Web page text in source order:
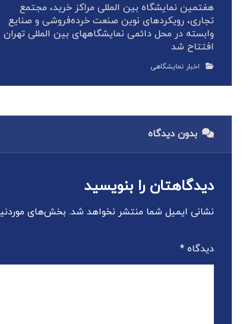
هفتمین نمایشگاه بین المللی مراکز خرید، مجتمع
تجاری، رویکردهای نوین صنعت خرده‌فروشی و صنایع
وابسته در محل دائمی نمایشگاههای بین المللی تهران
افتتاح شد
اخبار نمایشگاهی
بدون دیدگاه
دیدگاهتان را بنویسید
نشانی ایمیل شما منتشر نخواهد شد. بخش‌های
دیدگاه *